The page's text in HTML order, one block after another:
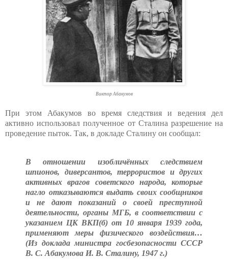
Виктор Абакумов
При этом Абакумов во время следствия и ведения дел
активно использовал полученное от Сталина разрешение на
проведение пыток. Так, в докладе Сталину он сообщал:
В отношении изобличённых следствием
шпионов, диверсантов, террористов и других
активных врагов советского народа, которые
нагло отказываются выдать своих сообщников
и не дают показаний о своей преступной
деятельности, органы МГБ, в соответствии с
указанием ЦК ВКП(б) от 10 января 1939 года,
применяют меры физического воздействия…
(Из доклада министра госбезопасности СССР
В. С. Абакумова И. В. Сталину, 1947 г.)